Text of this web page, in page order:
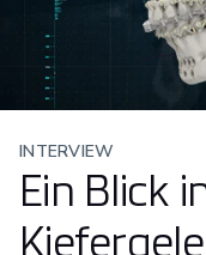
INTERVIEW
Ein Blick